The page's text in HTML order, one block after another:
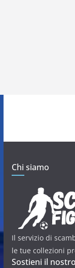
Chi siamo
Il servizio di
le tue collezioni
Sostieni il